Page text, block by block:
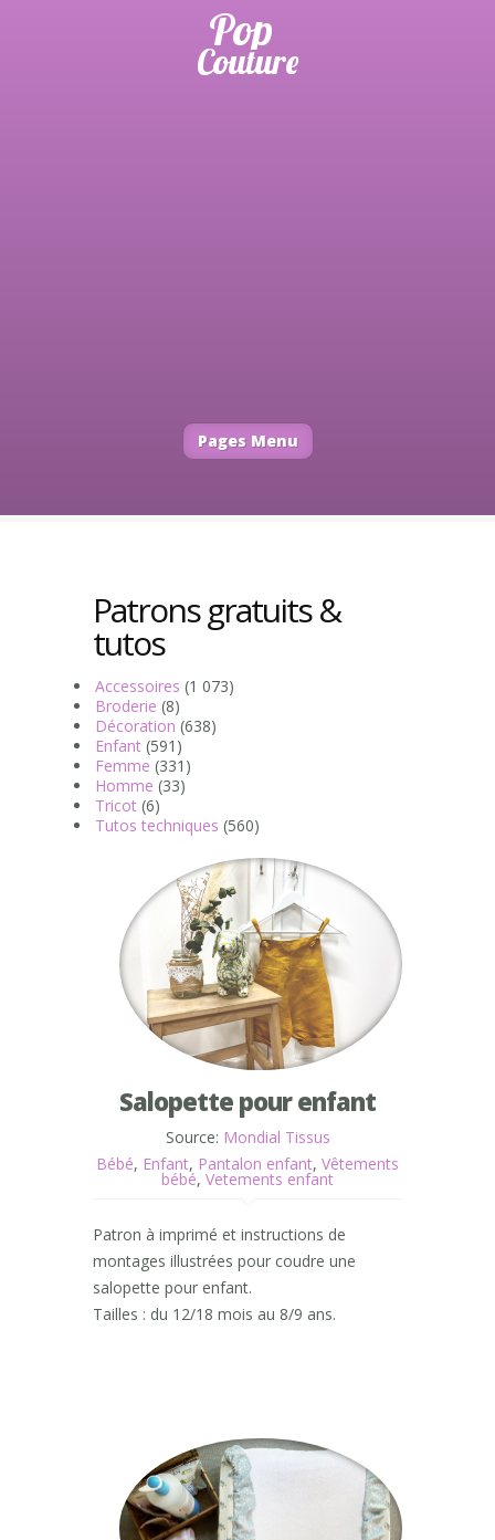
Pages Menu
Patrons gratuits &
tutos
Accessoires (1 073)
Broderie (8)
Décoration (638)
Enfant (591)
Femme (331)
Homme (33)
Tricot (6)
Tutos techniques (560)
Salopette pour enfant
Source: Mondial Tissus
Bébé, Enfant, Pantalon enfant, Vêtements
bébé, Vetements enfant
Patron à imprimé et instructions de
montages illustrées pour coudre une
salopette pour enfant.
Tailles : du 12/18 mois au 8/9 ans.